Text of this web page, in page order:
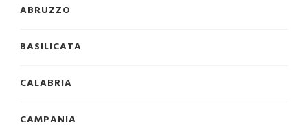
ABRUZZO
BASILICATA
CALABRIA
CAMPANIA